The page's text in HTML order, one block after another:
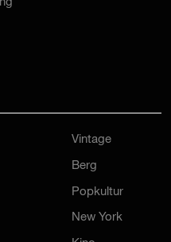
Berg
Popkultur
New York
Kino